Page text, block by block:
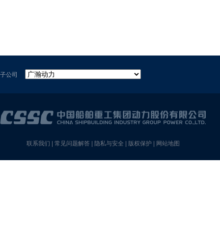
子公司
联系我们 常见问题解答 隐私与安全 版权保护 网站地图